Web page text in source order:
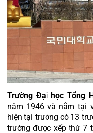
Trường Đại học Tổng
năm 1946 và nằm tại
hiện tại trường có 13
trường được xếp thứ 7